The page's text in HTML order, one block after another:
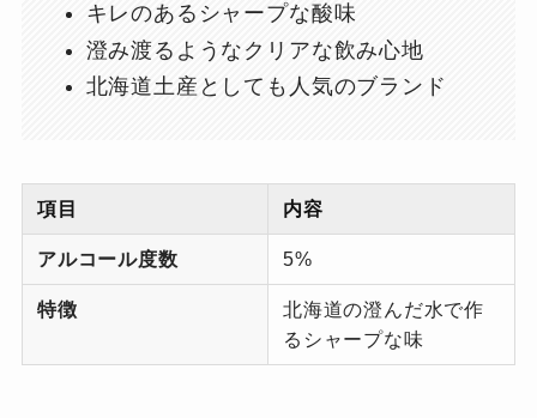
キレのあるシャープな酸味
澄み渡るようなクリアな飲み心地
北海道土産としても人気のブランド
項目 内容
アルコール度数 5%
特徴
北海道の澄んだ水で作
るシャープな味